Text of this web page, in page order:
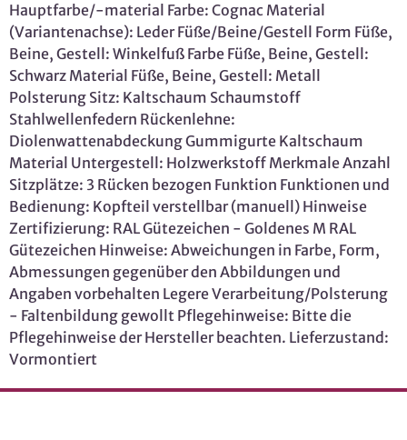
Hauptfarbe/-material Farbe: Cognac Material
(Variantenachse): Leder Füße/Beine/Gestell Form Füße,
Beine, Gestell: Winkelfuß Farbe Füße, Beine, Gestell:
Schwarz Material Füße, Beine, Gestell: Metall
Polsterung Sitz: Kaltschaum Schaumstoff
Stahlwellenfedern Rückenlehne:
Diolenwattenabdeckung Gummigurte Kaltschaum
Material Untergestell: Holzwerkstoff Merkmale Anzahl
Sitzplätze: 3 Rücken bezogen Funktion Funktionen und
Bedienung: Kopfteil verstellbar (manuell) Hinweise
Zertifizierung: RAL Gütezeichen - Goldenes M RAL
Gütezeichen Hinweise: Abweichungen in Farbe, Form,
Abmessungen gegenüber den Abbildungen und
Angaben vorbehalten Legere Verarbeitung/Polsterung
- Faltenbildung gewollt Pflegehinweise: Bitte die
Pflegehinweise der Hersteller beachten. Lieferzustand:
Vormontiert